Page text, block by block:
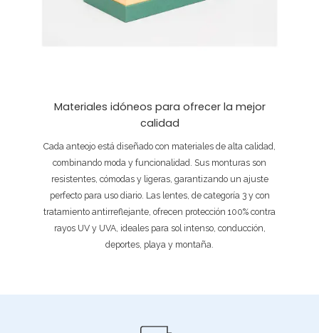
Materiales idóneos para ofrecer la mejor
calidad
Cada anteojo está diseñado con materiales de alta calidad,
combinando moda y funcionalidad. Sus monturas son
resistentes, cómodas y ligeras, garantizando un ajuste
perfecto para uso diario. Las lentes, de categoría 3 y con
tratamiento antirreflejante, ofrecen protección 100% contra
rayos UV y UVA, ideales para sol intenso, conducción,
deportes, playa y montaña.